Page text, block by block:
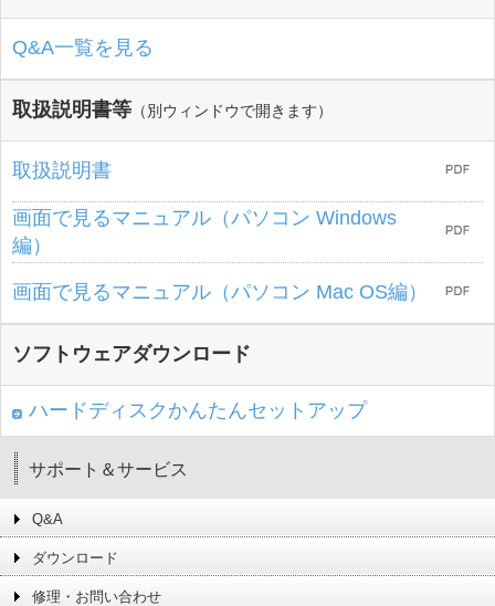
Q&A一覧を見る
取扱説明書等 （別ウィンドウで開きます）
取扱説明書
画面で見るマニュアル（パソコン Windows
編）
画面で見るマニュアル（パソコン Mac OS編）
ソフトウェアダウンロード
ハードディスクかんたんセットアップ
サポート＆サービス
Q&A
ダウンロード
修理・お問い合わせ